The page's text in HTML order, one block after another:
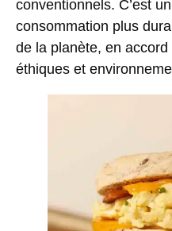
conventionnels. C’est
consommation plus
de la planète, en
éthiques et